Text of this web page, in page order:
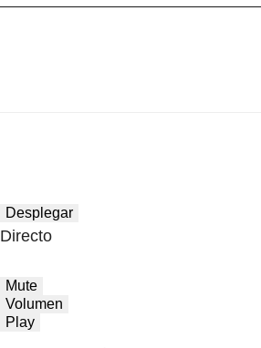
Desplegar
Directo
Mute
Volumen
Play